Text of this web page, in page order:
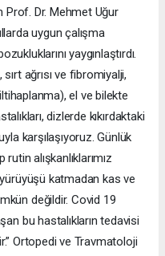
Prof. Dr. Mehmet Uğur
uygun çalışma
yaygınlaştırdı.
ağrısı ve fibromiyalji,
el ve bilekte
dizlerde kıkırdaktaki
karşılaşıyoruz. Günlük
alışkanlıklarımız
katmadan kas ve
değildir. Covid 19
bu hastalıkların tedavisi
Ortopedi ve Travmatoloji